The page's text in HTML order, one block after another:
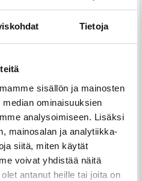
Tietoja
sisällön ja mainosten
ominaisuuksien
analysoimiseen. Lisäksi
mainosalan ja analytiikka-
siitä, miten käytät
voivat yhdistää näitä
antanut heille tai joita on
S-0500-N)
TOIMITUSAIKA